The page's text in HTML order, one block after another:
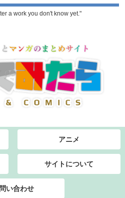
a work you don't know yet."
アニメ
サイトについて
い合わせ